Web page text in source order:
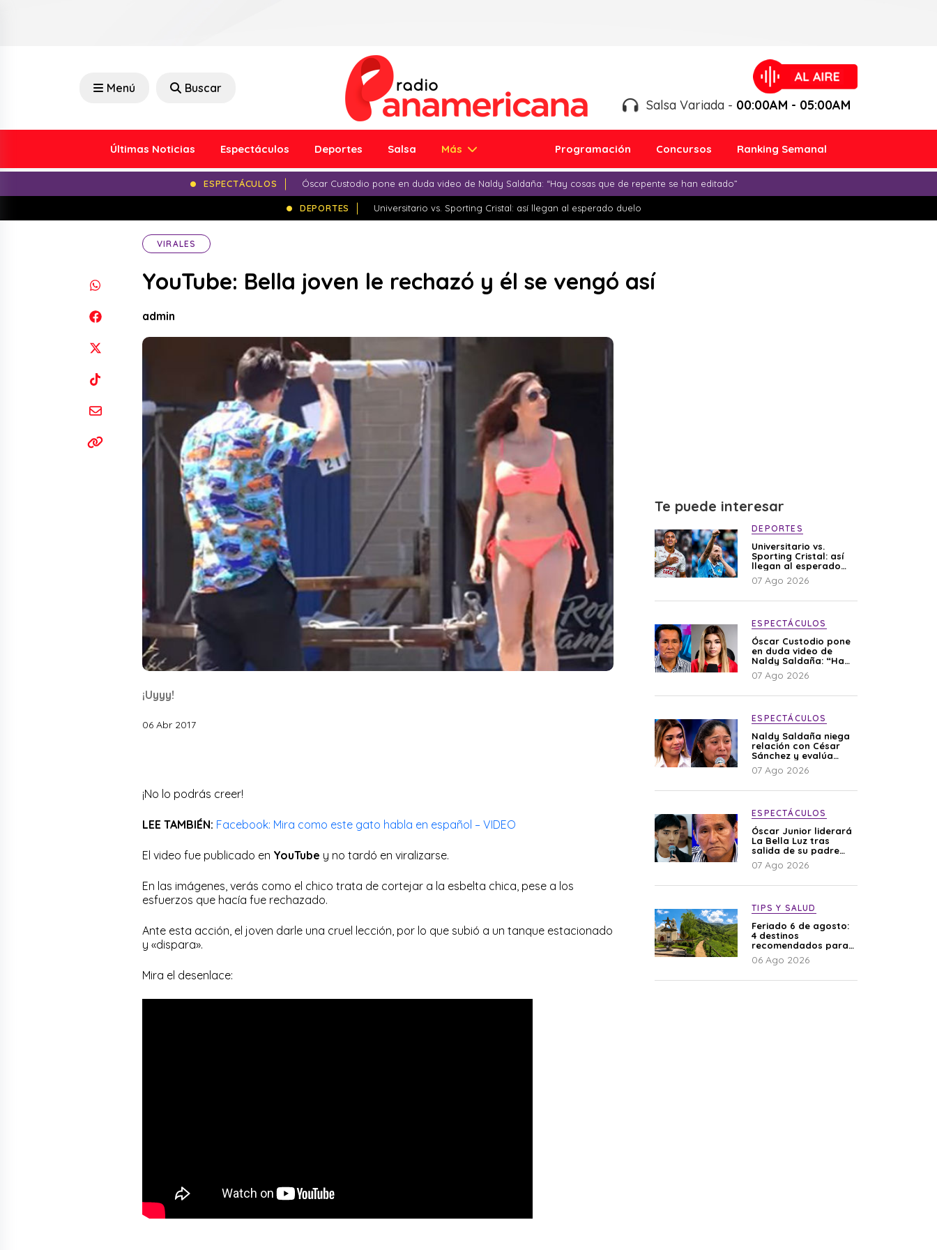
Menú Buscar
Salsa Variada - 00:00AM - 05:00AM
Últimas Noticias Espectáculos Deportes Salsa Más Programación Concursos Ranking Semanal
ESPECTÁCULOS Óscar Custodio pone en duda video de Naldy Saldaña: “Hay cosas que de repente se han editado”
DEPORTES Universitario vs. Sporting Cristal: así llegan al esperado duelo
VIRALES
YouTube: Bella joven le rechazó y él se vengó así
admin
¡Uyyy!
06 Abr 2017
¡No lo podrás creer!
LEE TAMBIÉN: Facebook: Mira como este gato habla en español – VIDEO
El video fue publicado en YouTube y no tardó en viralizarse.
En las imágenes, verás como el chico trata de cortejar a la esbelta chica, pese a los
esfuerzos que hacía fue rechazado.
Ante esta acción, el joven darle una cruel lección, por lo que subió a un tanque estacionado
y «dispara».
Mira el desenlace:
Te puede interesar
DEPORTES
Universitario vs.
Sporting Cristal: así
llegan al esperado
duelo
07 Ago 2026
ESPECTÁCULOS
Óscar Custodio pone
en duda video de
Naldy Saldaña: “Hay
cosas que de repente
se han editado”
07 Ago 2026
ESPECTÁCULOS
Naldy Saldaña niega
relación con César
Sánchez y evalúa
denunciar a su
esposa: “Es una
07 Ago 2026
ESPECTÁCULOS
Óscar Junior liderará
La Bella Luz tras
salida de su padre
por polémica con
Naldy Saldaña
07 Ago 2026
TIPS Y SALUD
Feriado 6 de agosto:
4 destinos
recomendados para
disfrutar el descanso
06 Ago 2026